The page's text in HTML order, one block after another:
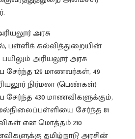
அரசு
பள்ளிக் கல்வித்துறையின்
பயிலும் அரியலூர் அரசு
129 மாணவர்கள், 49
நிர்மலா (பெண்கள்)
430 மாணவிகளுக்கும்,
சேர்ந்த 81
என மொத்தம் 210
தமிழ்நாடு அரசின்